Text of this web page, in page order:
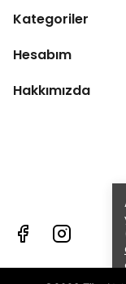
Kategoriler
Hesabım
Hakkımızda